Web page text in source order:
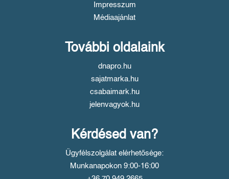
Impresszum
Médiaajánlat
További oldalaink
dnapro.hu
sajatmarka.hu
csabaimark.hu
jelenvagyok.hu
Kérdésed van?
Ügyfélszolgálat elérhetősége:
Munkanapokon 9:00-16:00